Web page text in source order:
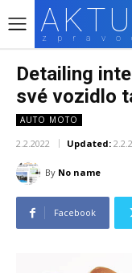
Detailing
své vozidlo
AUTO MOTO
2.2.2022 Updated:
By No name
Facebook